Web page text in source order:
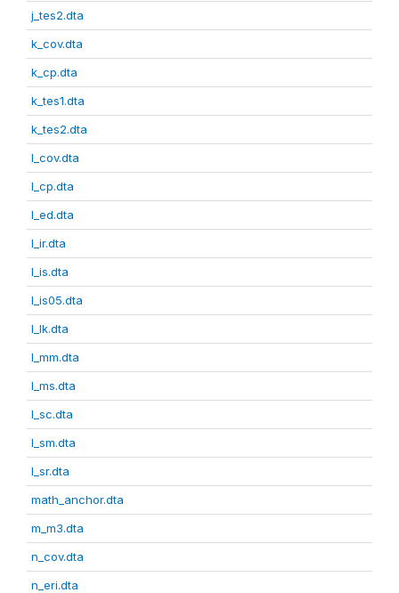
j_tes2.dta
k_cov.dta
k_cp.dta
k_tes1.dta
k_tes2.dta
l_cov.dta
l_cp.dta
l_ed.dta
l_ir.dta
l_is.dta
l_is05.dta
l_lk.dta
l_mm.dta
l_ms.dta
l_sc.dta
l_sm.dta
l_sr.dta
math_anchor.dta
m_m3.dta
n_cov.dta
n_eri.dta